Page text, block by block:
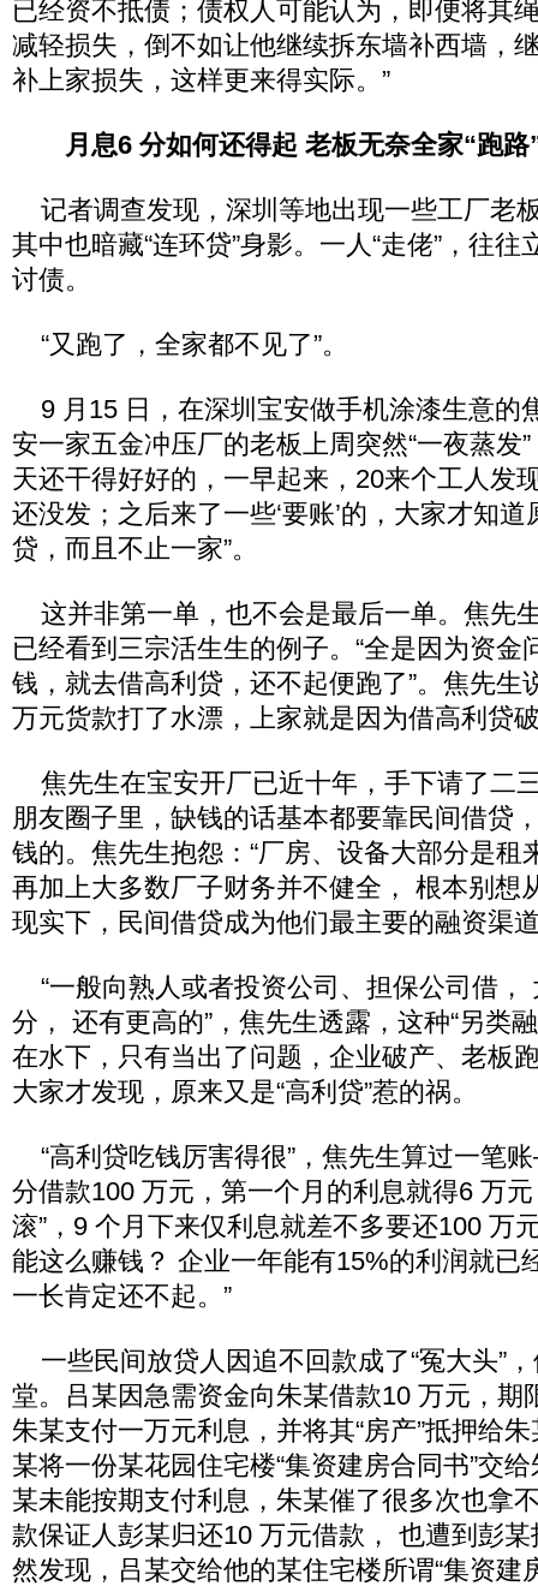
已经资不抵债；债权人可能认为，即便将其
减轻损失，倒不如让他继续拆东墙补西墙，
补上家损失，这样更来得实际。”
月息6 分如何还得起 老板无奈全家“跑路
记者调查发现，深圳等地出现一些工厂老
其中也暗藏“连环贷”身影。一人“走佬”，往
讨债。
“又跑了，全家都不见了”。
9 月15 日，在深圳宝安做手机涂漆生意的
安一家五金冲压厂的老板上周突然“一夜蒸发
天还干得好好的，一早起来，20来个工人发
还没发；之后来了一些‘要账’的，大家才知
贷，而且不止一家”。
这并非第一单，也不会是最后一单。焦先
已经看到三宗活生生的例子。“全是因为资金
钱，就去借高利贷，还不起便跑了”。焦先生
万元货款打了水漂，上家就是因为借高利贷
焦先生在宝安开厂已近十年，手下请了二
朋友圈子里，缺钱的话基本都要靠民间借贷
钱的。焦先生抱怨：“厂房、设备大部分是租
再加上大多数厂子财务并不健全， 根本别想
现实下，民间借贷成为他们最主要的融资渠
“一般向熟人或者投资公司、担保公司借，
分， 还有更高的”，焦先生透露，这种“另类
在水下，只有当出了问题，企业破产、老板
大家才发现，原来又是“高利贷”惹的祸。
“高利贷吃钱厉害得很”，焦先生算过一
分借款100 万元，第一个月的利息就得6 万
滚”，9 个月下来仅利息就差不多要还100 万
能这么赚钱？ 企业一年能有15%的利润就已
一长肯定还不起。”
一些民间放贷人因追不回款成了“冤大头”
堂。吕某因急需资金向朱某借款10 万元，期
朱某支付一万元利息，并将其“房产”抵押给
某将一份某花园住宅楼“集资建房合同书”交
某未能按期支付利息，朱某催了很多次也拿
款保证人彭某归还10 万元借款， 也遭到彭
然发现，吕某交给他的某住宅楼所谓“集资建